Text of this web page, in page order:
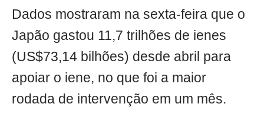
Dados mostraram na sexta-feira que o
Japão gastou 11,7 trilhões de ienes
(US$73,14 bilhões) desde abril para
apoiar o iene, no que foi a maior
rodada de intervenção em um mês.